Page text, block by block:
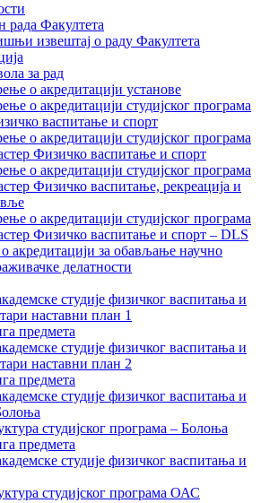
рада Факултета
извештај о раду Факултета
за рад
о акредитацији установе
о акредитацији студијског програма
васпитање и спорт
о акредитацији студијског програма
Физичко васпитање и спорт
о акредитацији студијског програма
Физичко васпитање, рекреација и
о акредитацији студијског програма
Физичко васпитање и спорт – DLS
акредитацији за обављање научно
делатности
студије физичког васпитања и
наставни план 1
предмета
студије физичког васпитања и
наставни план 2
предмета
студије физичког васпитања и
студијског програма – Болоња
предмета
студије физичког васпитања и
студијског програма ОАС